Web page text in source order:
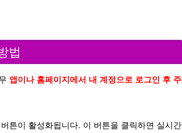
법
앱이나 홈페이지에서 내 계정으로 로그인 후 주
튼이 활성화됩니다. 이 버튼을 클릭하면 실시간